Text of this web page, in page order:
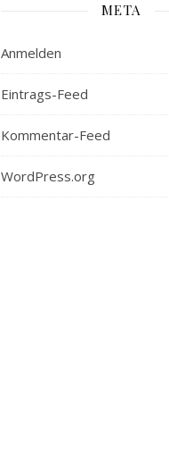
META
Anmelden
Eintrags-Feed
Kommentar-Feed
WordPress.org